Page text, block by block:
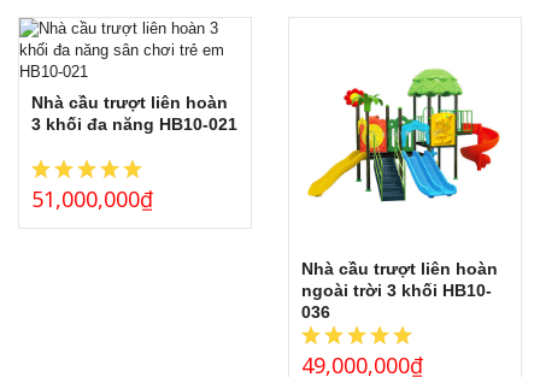
THẢM CỎ NHÂN TẠO
GÓC THIÊN NHIÊN, VƯỜN CỔ TÍCH
GÓC THƠ VÀ TRUYỆN KỂ
Nhà cầu trượt liên hoàn
3 khối đa năng HB10-021
51,000,000₫
Nhà cầu trượt liên hoàn
ngoài trời 3 khối HB10-
036
49,000,000₫